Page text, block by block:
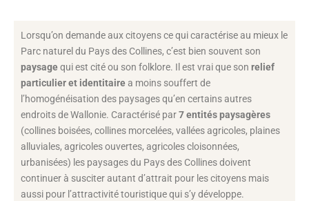
Lorsqu’on demande aux citoyens ce qui caractérise au mieux le
Parc naturel du Pays des Collines, c’est bien souvent son
paysagequi est cité ou son folklore. Il est vrai que son relief
particulier et identitairea moins souffert de
l’homogénéisation des paysages qu’en certains autres
endroits de Wallonie. Caractérisé par7 entités paysagères
(collines boisées, collines morcelées, vallées agricoles, plaines
alluviales, agricoles ouvertes, agricoles cloisonnées,
urbanisées) les paysages du Pays des Collines doivent
continuer à susciter autant d’attrait pour les citoyens mais
aussi pour l’attractivité touristique qui s’y développe.